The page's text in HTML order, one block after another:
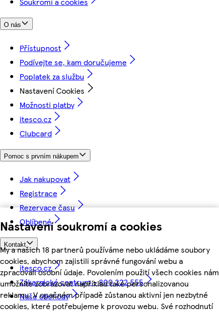
Nastavení soukromí a cookies
My a našich 18 partnerů používáme nebo ukládáme soubory
cookies, abychom zajistili správné fungování webu a
zpracovali osobní údaje. Povolením použití všech cookies nám
umožníte zobrazovat například také personalizovanou
reklamu. V opačném případě zůstanou aktivní jen nezbytné
cookies, které potřebujeme k provozu webu. Své rozhodnutí
O nás
Přístupnost
Podívejte se, kam doručujeme
Poplatek za službu
Nastavení Cookies
Možnosti platby
itesco.cz
Clubcard
Pomoc s prvním nákupem
Jak nakupovat
Registrace
Rezervace času
Oblíbené
Kontakt
itesco.cz
Zákaznické centrum - 800 222 555
Naše obchody